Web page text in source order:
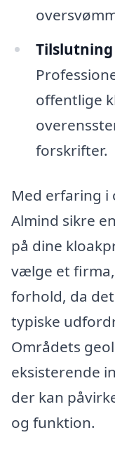
offentlige
forskrifter.
Med erfaring i
Almind sikre
på dine
vælge et
forhold, da
typiske
Områdets
eksisterende
der kan
og funktion.